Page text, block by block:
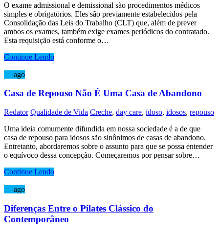
O exame admissional e demissional são procedimentos médicos
simples e obrigatórios. Eles são previamente estabelecidos pela
Consolidação das Leis do Trabalho (CLT) que, além de prever
ambos os exames, também exige exames periódicos do contratado.
Esta requisição está conforme o…
Continue Lendo
ago
Casa de Repouso Não É Uma Casa de Abandono
Redator Qualidade de Vida Creche, day care, idoso, idosos, repouso
Uma ideia comumente difundida em nossa sociedade é a de que
casa de repouso para idosos são sinônimos de casas de abandono.
Entretanto, abordaremos sobre o assunto para que se possa entender
o equívoco dessa concepção. Começaremos por pensar sobre…
Continue Lendo
ago
Diferenças Entre o Pilates Clássico do
Contemporâneo